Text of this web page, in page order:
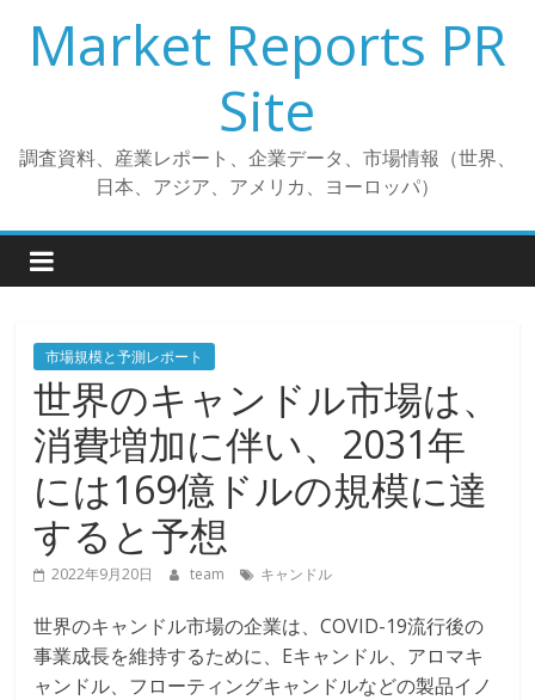
プ
Market Reports PR
Site
調査資料、産業レポート、企業データ、市場情報（世界、
日本、アジア、アメリカ、ヨーロッパ）
市場規模と予測レポート
世界のキャンドル市場は、
消費増加に伴い、2031年
には169億ドルの規模に達
すると予想
2022年9月20日 team キャンドル
世界のキャンドル市場の企業は、COVID-19流行後の
事業成長を維持するために、Eキャンドル、アロマキ
ャンドル、フローティングキャンドルなどの製品イノ